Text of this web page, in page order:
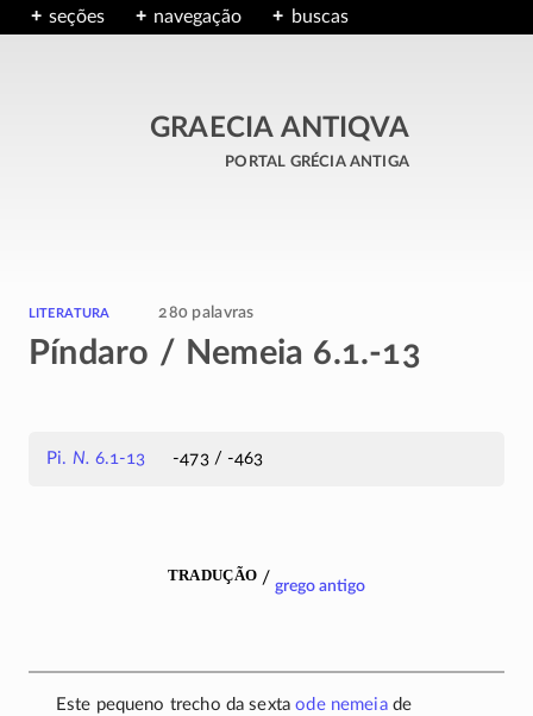
seções navegação buscas
GRAECIA ANTIQVA
portal grécia antiga
literatura 280 palavras
Píndaro / Nemeia 6.1.-13
Pi. N. 6.1-13 -473 / -463
tradução / grego antigo
Este pequeno trecho da sextaode nemeiade